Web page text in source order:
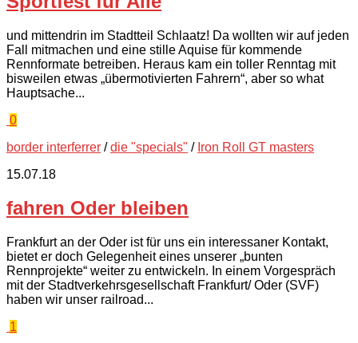
und mittendrin im Stadtteil Schlaatz! Da wollten wir auf jeden
Fall mitmachen und eine stille Aquise für kommende
Rennformate betreiben. Heraus kam ein toller Renntag mit
bisweilen etwas „übermotivierten Fahrern“, aber so what
Hauptsache...
0
border interferrer /die "specials" / Iron Roll GT masters
15.07.18
fahren Oder bleiben
Frankfurt an der Oder ist für uns ein interessaner Kontakt,
bietet er doch Gelegenheit eines unserer „bunten
Rennprojekte“ weiter zu entwickeln. In einem Vorgespräch
mit der Stadtverkehrsgesellschaft Frankfurt/ Oder (SVF)
haben wir unser railroad...
1